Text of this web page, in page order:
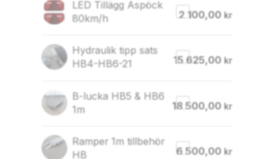
LED Tillägg Aspöck
80km/h
2 100,00 kr
Hydraulik tipp sats
HB4-HB6-21
15 625,00 kr
B-lucka HB5 & HB6
1m
18 500,00 kr
Ramper 1m tillbehör
HB
6 500,00 kr